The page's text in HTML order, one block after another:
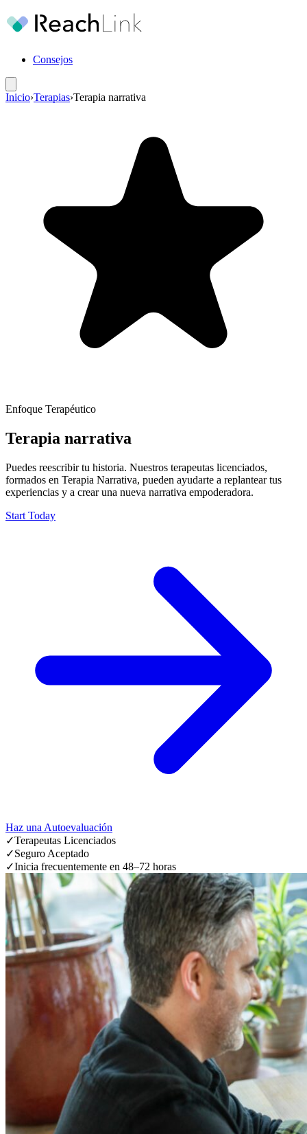
Consejos
Inicio›Terapias›Terapia narrativa
Enfoque Terapéutico
Terapia narrativa
Puedes reescribir tu historia. Nuestros terapeutas licenciados,
formados en Terapia Narrativa, pueden ayudarte a replantear tus
experiencias y a crear una nueva narrativa empoderadora.
Start Today
Haz una Autoevaluación
✓Terapeutas Licenciados
✓Seguro Aceptado
✓Inicia frecuentemente en 48–72 horas